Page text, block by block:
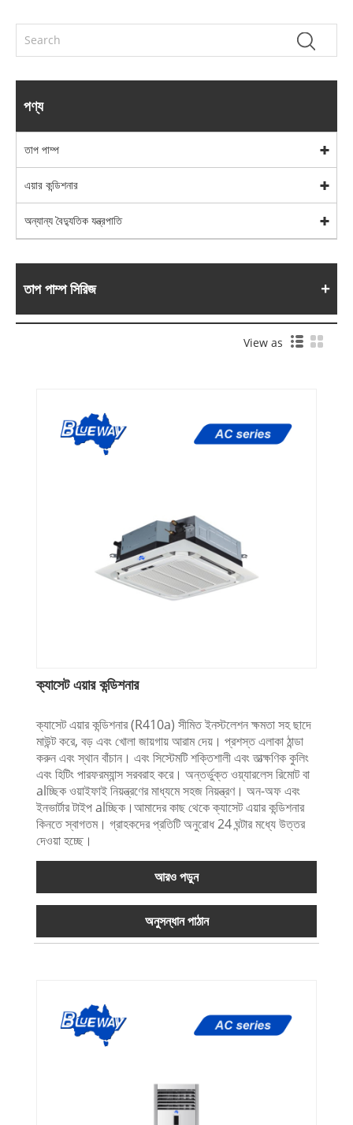
পণ্য
তাপ পাম্প
এয়ার কন্ডিশনার
অন্যান্য বৈদ্যুতিক যন্ত্রপাতি
তাপ পাম্প সিরিজ
View as
ক্যাসেট এয়ার কন্ডিশনার
ক্যাসেট এয়ার কন্ডিশনার (R410a) সীমিত ইনস্টলেশন ক্ষমতা সহ ছাদে
মাউন্ট করে, বড় এবং খোলা জায়গায় আরাম দেয়। প্রশস্ত এলাকা ঠান্ডা
করুন এবং স্থান বাঁচান। এবং সিস্টেমটি শক্তিশালী এবং তাত্ক্ষণিক কুলিং
এবং হিটিং পারফরম্যান্স সরবরাহ করে। অন্তর্ভুক্ত ওয়্যারলেস রিমোট বা
alচ্ছিক ওয়াইফাই নিয়ন্ত্রণের মাধ্যমে সহজ নিয়ন্ত্রণ। অন-অফ এবং
ইনভার্টার টাইপ alচ্ছিক।আমাদের কাছ থেকে ক্যাসেট এয়ার কন্ডিশনার
কিনতে স্বাগতম। গ্রাহকদের প্রতিটি অনুরোধ 24 ঘন্টার মধ্যে উত্তর
দেওয়া হচ্ছে।
আরও পড়ুন
অনুসন্ধান পাঠান